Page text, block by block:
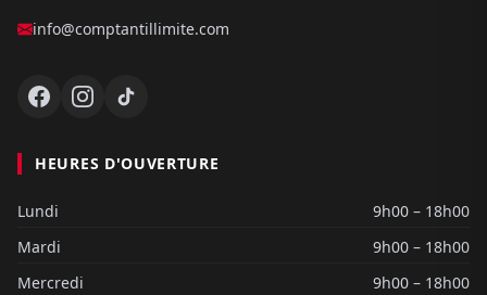
info@comptantillimite.com
HEURES D'OUVERTURE
Lundi
9h00 – 18h00
Mardi
9h00 – 18h00
Mercredi
9h00 – 18h00